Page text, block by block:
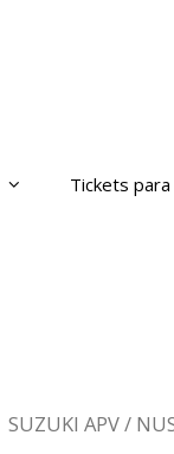
Tickets
SUZUKI APV/